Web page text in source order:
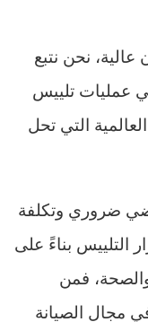
نحن نتبع
عمليات تلييس
التي تحل
ضروري وتكلفة
التلييس بناءً على
فمن
مجال الصيانة